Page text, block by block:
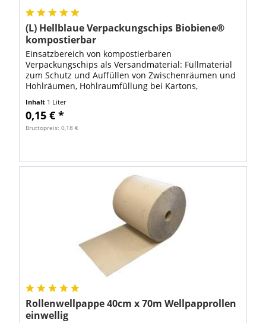
(L) Hellblaue Verpackungschips Biobiene®
kompostierbar
Einsatzbereich von kompostierbaren
Verpackungschips als Versandmaterial: Füllmaterial
zum Schutz und Auffüllen von Zwischenräumen und
Hohlräumen, Hohlraumfüllung bei Kartons,
Gütern. FSP...
Inhalt 1 Liter
0,15 € *
Bruttopreis: 0,18 €
Rollenwellpappe 40cm x 70m Wellpapprollen
einwellig